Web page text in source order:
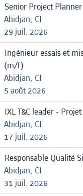
Senior Project
Abidjan, CI
29 juil. 2026
Ingénieur essais et
(m/f)
Abidjan, CI
5 août 2026
IXL T&C leader -
Abidjan, CI
17 juil. 2026
Responsable Qualité
Abidjan, CI
31 juil. 2026